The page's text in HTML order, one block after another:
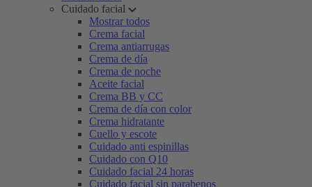
Cuidado facial
Mostrar todos
Crema facial
Crema antiarrugas
Crema de día
Crema de noche
Aceite facial
Crema BB y CC
Crema de día con color
Crema hidratante
Cuello y escote
Cuidado anti espinillas
Cuidado con Q10
Cuidado facial 24 horas
Cuidado facial sin parabenos